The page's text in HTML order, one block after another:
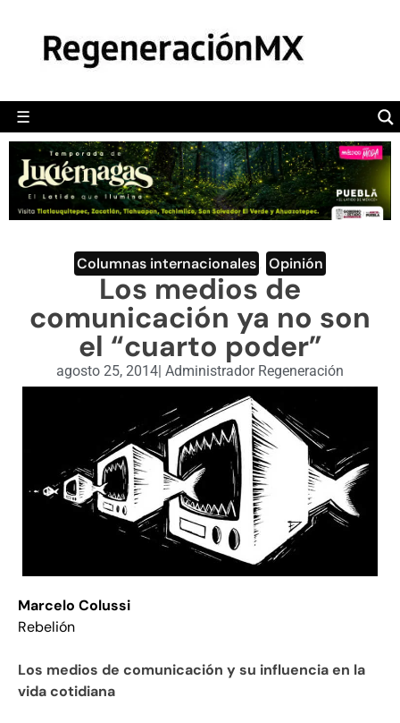
☰
POLÍTICA
CAMALEÓN
OPINIÓN
DEPORTES
ENGLISH SECTION
VIDEOS
Columnas internacionales Opinión
Los medios de
comunicación ya no son
el “cuarto poder”
agosto 25, 2014| Administrador Regeneración
Marcelo Colussi
Rebelión
Los medios de comunicación y su influencia en la
vida cotidiana